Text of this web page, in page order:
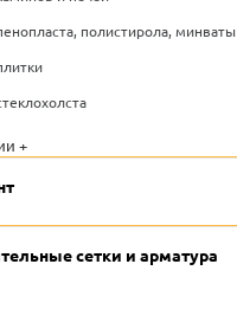
полистирола, минваты
+
сетки и арматура